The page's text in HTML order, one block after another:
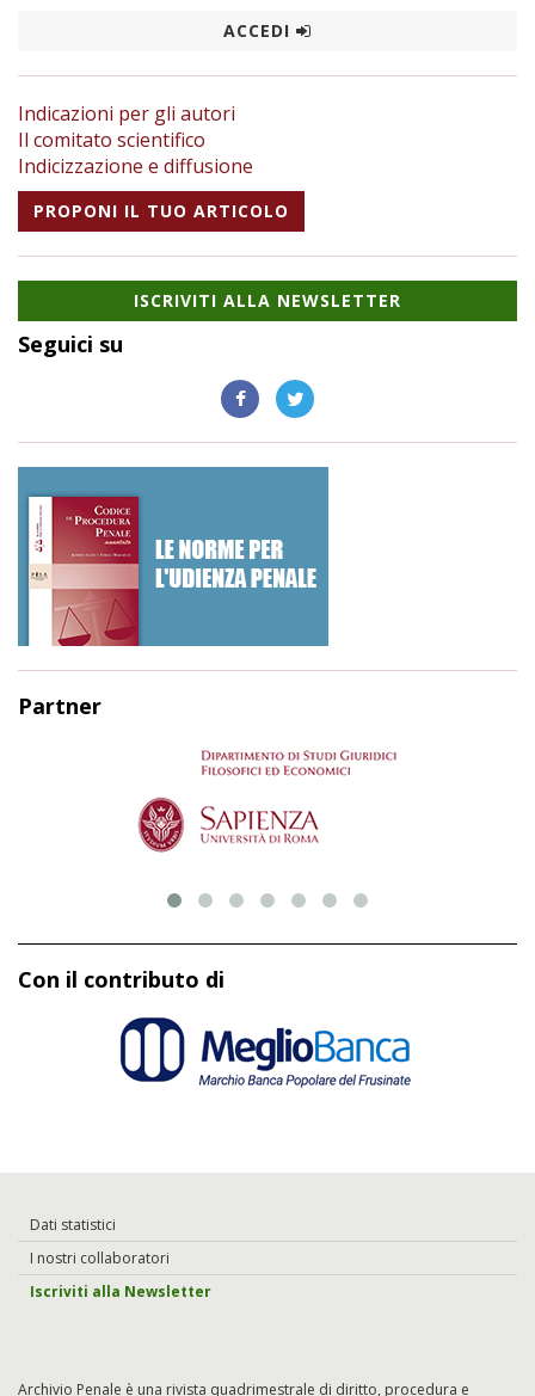
ACCEDI
Indicazioni per gli autori
Il comitato scientifico
Indicizzazione e diffusione
PROPONI IL TUO ARTICOLO
ISCRIVITI ALLA NEWSLETTER
Seguici su
Partner
Con il contributo di
Dati statistici
I nostri collaboratori
Iscriviti alla Newsletter
Archivio Penale è una rivista quadrimestrale di diritto, procedura e